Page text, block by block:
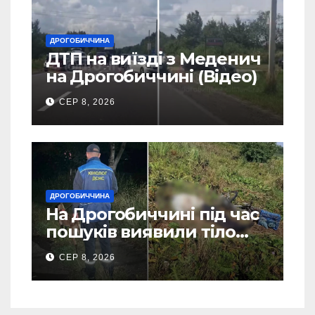
ДРОГОБИЧЧИНА
ДТП на виїзді з Меденич
на Дрогобиччині (Відео)
СЕР 8, 2026
ДРОГОБИЧЧИНА
На Дрогобиччині під час
пошуків виявили тіло
зниклого чоловіка (Фото)
СЕР 8, 2026